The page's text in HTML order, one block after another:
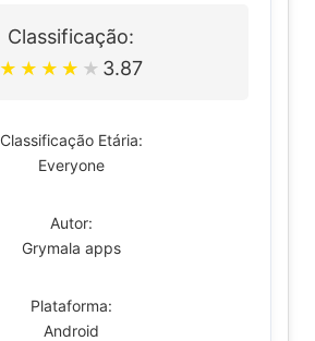
Classificação:
★ ★ ★ ★ ★ 3.87
Classificação Etária:
Everyone
Autor:
Grymala apps
Plataforma:
Android